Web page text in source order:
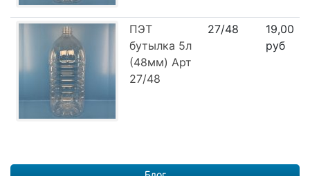
ПЭТ
бутылка 5л
(48мм) Арт
27/48
27/48
19,00
руб